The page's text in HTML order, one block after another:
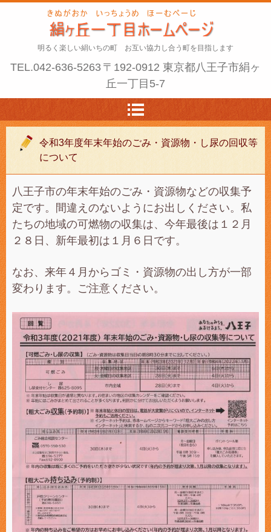
明るく楽しい絹いちの町 お互い協力し合う町を目指します
TEL.042-636-5263 〒192-0912 東京都八王子市絹ヶ
丘一丁目5-7
令和3年度年末年始のごみ・資源物・し尿の回収等
について
八王子市の年末年始のごみ・資源物などの収集予
定です。間違えのないようにお出しください。私
たちの地域の可燃物の収集は、今年最後は１２月
２８日、新年最初は１月６日です。
なお、来年４月からゴミ・資源物の出し方が一部
変わります。ご注意ください。